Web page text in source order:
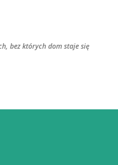
bez których dom staje się